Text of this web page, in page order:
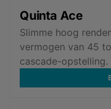
Quinta Ace
Slimme hoog
vermogen van 45
cascade-opstelling.